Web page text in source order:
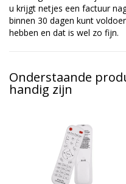
u krijgt netjes een factuur
binnen 30 dagen kunt
hebben en dat is wel zo fijn.
Onderstaande
handig zijn